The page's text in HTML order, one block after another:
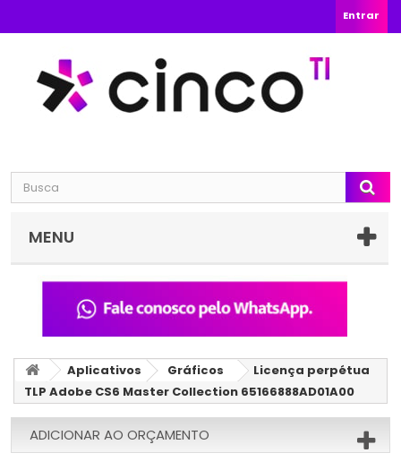
Entrar
MENU
Aplicativos Gráficos
Licença perpétua
TLP Adobe CS6 Master Collection 65166888AD01A00
ADICIONAR AO ORÇAMENTO